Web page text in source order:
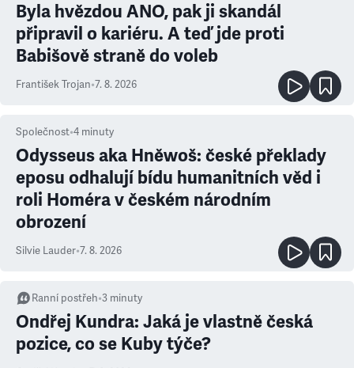
Byla hvězdou ANO, pak ji skandál
připravil o kariéru. A teď jde proti
Babišově straně do voleb
František Trojan•7. 8. 2026
Společnost•4 minuty
Odysseus aka Hněwoš: české překlady
eposu odhalují bídu humanitních věd i
roli Homéra v českém národním
obrození
Silvie Lauder•7. 8. 2026
Ranní postřeh•3 minuty
Ondřej Kundra: Jaká je vlastně česká
pozice, co se Kuby týče?